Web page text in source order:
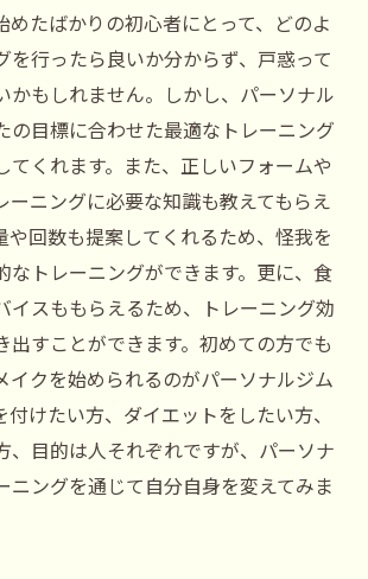
めたばかりの初心者にとって、どのよ
を行ったら良いか分からず、戸惑って
かもしれません。しかし、パーソナル
の目標に合わせた最適なトレーニング
てくれます。また、正しいフォームや
ーニングに必要な知識も教えてもらえ
や回数も提案してくれるため、怪我を
なトレーニングができます。更に、食
イスももらえるため、トレーニング効
出すことができます。初めての方でも
イクを始められるのがパーソナルジム
付けたい方、ダイエットをしたい方、
、目的は人それぞれですが、パーソナ
ニングを通じて自分自身を変えてみま